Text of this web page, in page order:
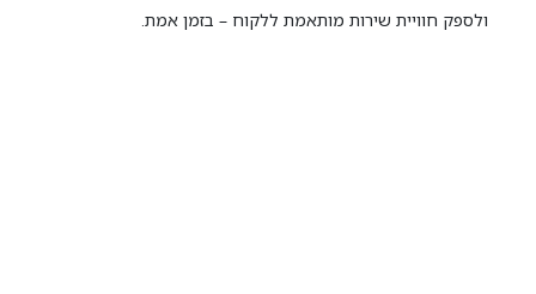
ולספק חוויית שירות מותאמת ללקוח – בזמן אמת.